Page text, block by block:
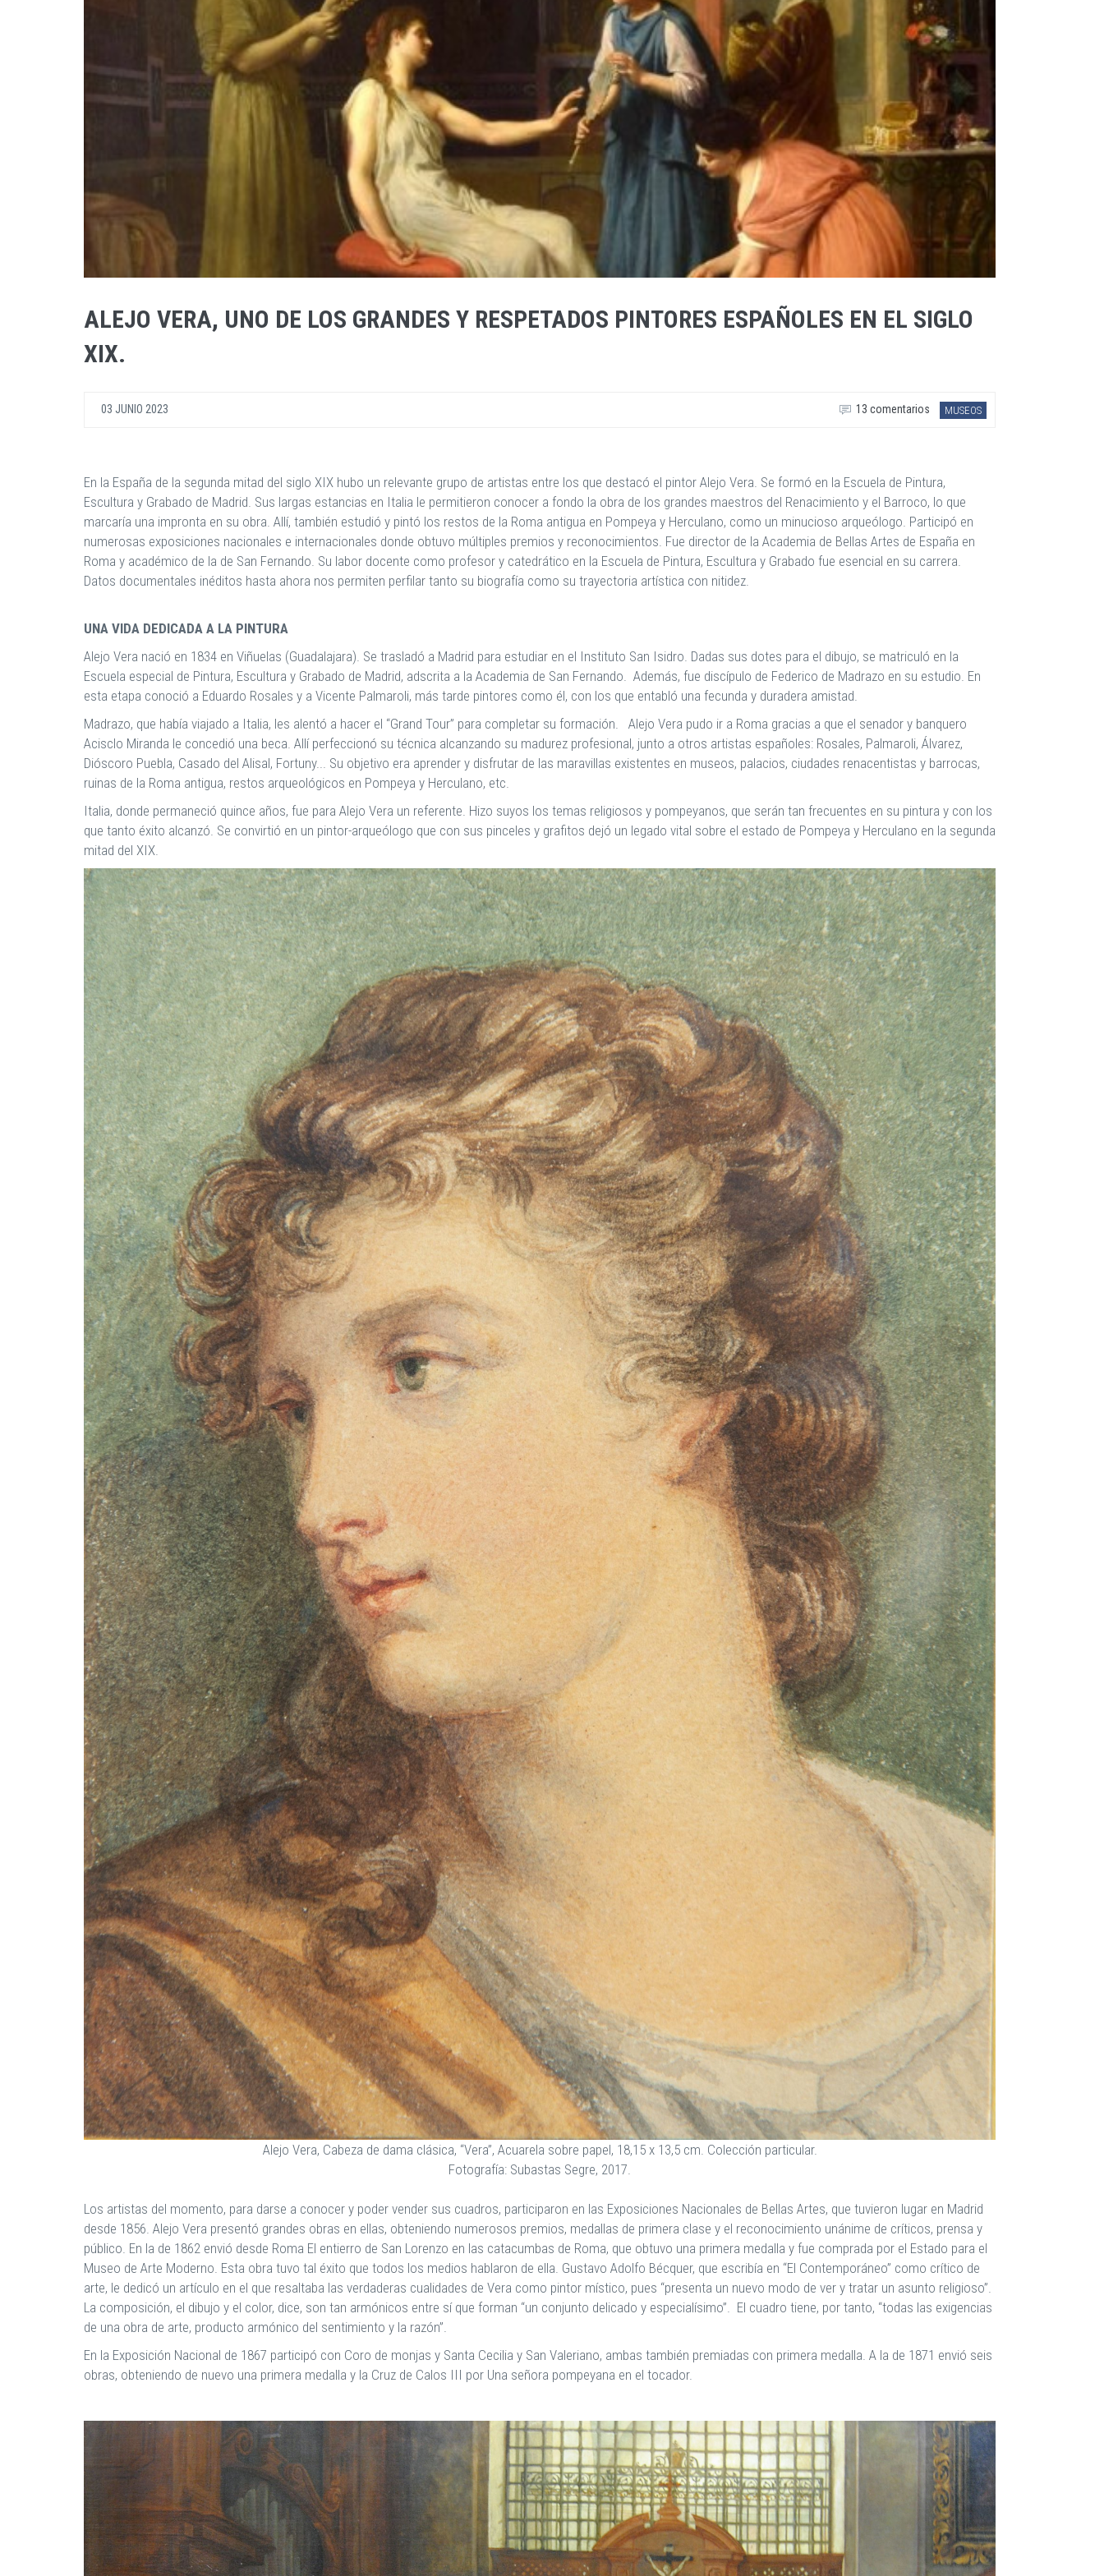
ALEJO VERA, UNO DE LOS GRANDES Y RESPETADOS PINTORES ESPAÑOLES EN EL SIGLO
XIX.
03 JUNIO 2023 MUSEOS
13 comentarios
En la España de la segunda mitad del siglo XIX hubo un relevante grupo de artistas entre los que destacó el pintor Alejo Vera. Se formó en la Escuela de Pintura,
Escultura y Grabado de Madrid. Sus largas estancias en Italia le permitieron conocer a fondo la obra de los grandes maestros del Renacimiento y el Barroco, lo que
marcaría una impronta en su obra. Allí, también estudió y pintó los restos de la Roma antigua en Pompeya y Herculano, como un minucioso arqueólogo. Participó en
numerosas exposiciones nacionales e internacionales donde obtuvo múltiples premios y reconocimientos. Fue director de la Academia de Bellas Artes de España en
Roma y académico de la de San Fernando. Su labor docente como profesor y catedrático en la Escuela de Pintura, Escultura y Grabado fue esencial en su carrera.
Datos documentales inéditos hasta ahora nos permiten perfilar tanto su biografía como su trayectoria artística con nitidez.
UNA VIDA DEDICADA A LA PINTURA
Alejo Vera nació en 1834 en Viñuelas (Guadalajara). Se trasladó a Madrid para estudiar en el Instituto San Isidro. Dadas sus dotes para el dibujo, se matriculó en la
Escuela especial de Pintura, Escultura y Grabado de Madrid, adscrita a la Academia de San Fernando. Además, fue discípulo de Federico de Madrazo en su estudio. En
esta etapa conoció a Eduardo Rosales y a Vicente Palmaroli, más tarde pintores como él, con los que entabló una fecunda y duradera amistad.
Madrazo, que había viajado a Italia, les alentó a hacer el “Grand Tour” para completar su formación. Alejo Vera pudo ir a Roma gracias a que el senador y banquero
Acisclo Miranda le concedió una beca. Allí perfeccionó su técnica alcanzando su madurez profesional, junto a otros artistas españoles: Rosales, Palmaroli, Álvarez,
Dióscoro Puebla, Casado del Alisal, Fortuny... Su objetivo era aprender y disfrutar de las maravillas existentes en museos, palacios, ciudades renacentistas y barrocas,
ruinas de la Roma antigua, restos arqueológicos en Pompeya y Herculano, etc.
Italia, donde permaneció quince años, fue para Alejo Vera un referente. Hizo suyos los temas religiosos y pompeyanos, que serán tan frecuentes en su pintura y con los
que tanto éxito alcanzó. Se convirtió en un pintor-arqueólogo que con sus pinceles y grafitos dejó un legado vital sobre el estado de Pompeya y Herculano en la segunda
mitad del XIX.
Alejo Vera, Cabeza de dama clásica, “Vera”, Acuarela sobre papel, 18,15 x 13,5 cm. Colección particular.
Fotografía: Subastas Segre, 2017.
Los artistas del momento, para darse a conocer y poder vender sus cuadros, participaron en las Exposiciones Nacionales de Bellas Artes, que tuvieron lugar en Madrid
desde 1856. Alejo Vera presentó grandes obras en ellas, obteniendo numerosos premios, medallas de primera clase y el reconocimiento unánime de críticos, prensa y
público. En la de 1862 envió desde Roma El entierro de San Lorenzo en las catacumbas de Roma, que obtuvo una primera medalla y fue comprada por el Estado para el
Museo de Arte Moderno. Esta obra tuvo tal éxito que todos los medios hablaron de ella. Gustavo Adolfo Bécquer, que escribía en “El Contemporáneo” como crítico de
arte, le dedicó un artículo en el que resaltaba las verdaderas cualidades de Vera como pintor místico, pues “presenta un nuevo modo de ver y tratar un asunto religioso”.
La composición, el dibujo y el color, dice, son tan armónicos entre sí que forman “un conjunto delicado y especialísimo”. El cuadro tiene, por tanto, “todas las exigencias
de una obra de arte, producto armónico del sentimiento y la razón”.
En la Exposición Nacional de 1867 participó con Coro de monjas y Santa Cecilia y San Valeriano, ambas también premiadas con primera medalla. A la de 1871 envió seis
obras, obteniendo de nuevo una primera medalla y la Cruz de Calos III por Una señora pompeyana en el tocador.